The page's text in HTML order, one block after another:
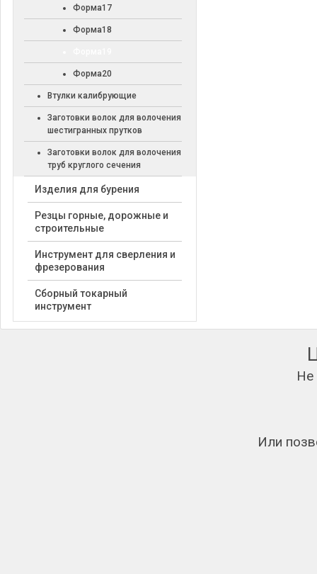
Форма17
Форма18
Форма20
Втулки калибрующие
Заготовки волок для волочения
шестигранных прутков
Заготовки волок для волочения
труб круглого сечения
Изделия для бурения
Резцы горные, дорожные и
строительные
Инструмент для сверления и
фрезерования
Сборный токарный
инструмент
Не
Или